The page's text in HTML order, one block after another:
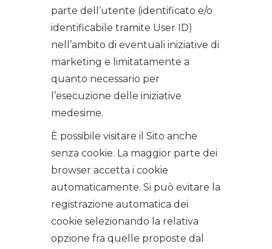
parte dell’utente (identificato e/o
identificabile tramite User ID)
nell’ambito di eventuali iniziative di
marketing e limitatamente a
quanto necessario per
l’esecuzione delle iniziative
medesime.
È possibile visitare il Sito anche
senza cookie. La maggior parte dei
browser accetta i cookie
automaticamente. Si può evitare la
registrazione automatica dei
cookie selezionando la relativa
opzione fra quelle proposte dal